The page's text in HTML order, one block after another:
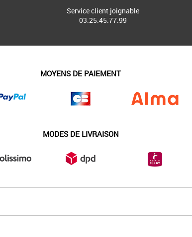
Service client joignable
03.25.45.77.99
MOYENS DE PAIEMENT
MODES DE LIVRAISON